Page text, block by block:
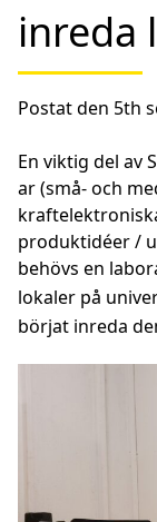
inreda
Postat den 5th
En viktig del av
ar (små- och
produktidéer /
behövs en
lokaler på
börjat inreda